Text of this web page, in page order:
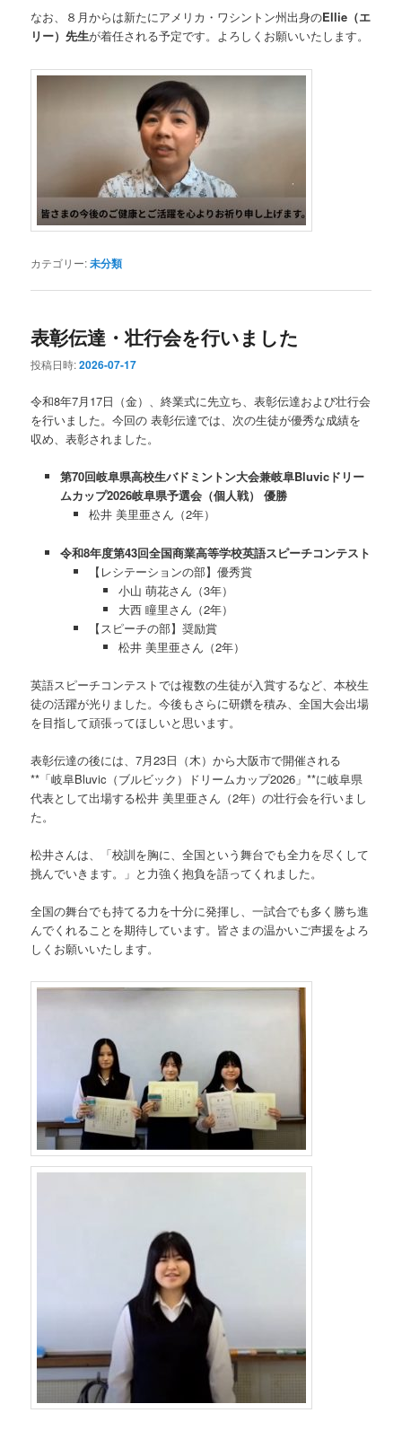
なお、８月からは新たにアメリカ・ワシントン州出身のEllie（エ
リー）先生が着任される予定です。よろしくお願いいたします。
カテゴリー:未分類
表彰伝達・壮行会を行いました
投稿日時:2026-07-17
令和8年7月17日（金）、終業式に先立ち、表彰伝達および壮行会
を行いました。今回の 表彰伝達では、次の生徒が優秀な成績を
収め、表彰されました。
第70回岐阜県高校生バドミントン大会兼岐阜Bluvicドリー
ムカップ2026岐阜県予選会（個人戦） 優勝
松井 美里亜さん（2年）
令和8年度第43回全国商業高等学校英語スピーチコンテスト
【レシテーションの部】優秀賞
小山 萌花さん（3年）
大西 瞳里さん（2年）
【スピーチの部】奨励賞
松井 美里亜さん（2年）
英語スピーチコンテストでは複数の生徒が入賞するなど、本校生
徒の活躍が光りました。今後もさらに研鑽を積み、全国大会出場
を目指して頑張ってほしいと思います。
表彰伝達の後には、7月23日（木）から大阪市で開催される
**「岐阜Bluvic（ブルビック）ドリームカップ2026」**に岐阜県
代表として出場する松井 美里亜さん（2年）の壮行会を行いまし
た。
松井さんは、「校訓を胸に、全国という舞台でも全力を尽くして
挑んでいきます。」と力強く抱負を語ってくれました。
全国の舞台でも持てる力を十分に発揮し、一試合でも多く勝ち進
んでくれることを期待しています。皆さまの温かいご声援をよろ
しくお願いいたします。